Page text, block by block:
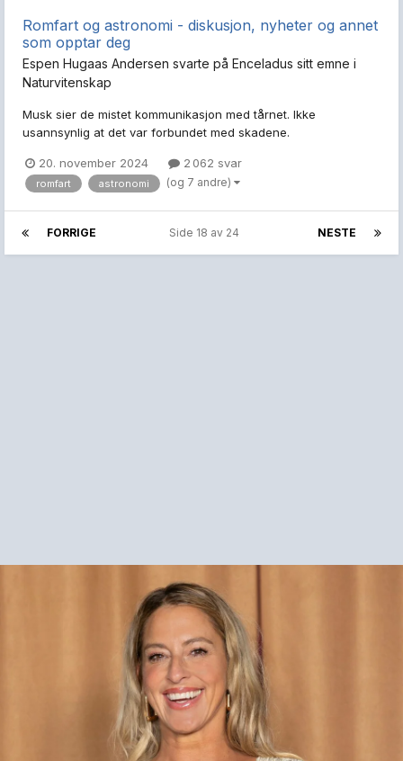
Romfart og astronomi - diskusjon, nyheter og annet
som opptar deg
Espen Hugaas Andersen svarte på Enceladus sitt emne i
Naturvitenskap
Musk sier de mistet kommunikasjon med tårnet. Ikke
usannsynlig at det var forbundet med skadene.
20. november 2024 2 062 svar
romfart astronomi (og 7 andre)
FORRIGE NESTE
Side 18 av 24